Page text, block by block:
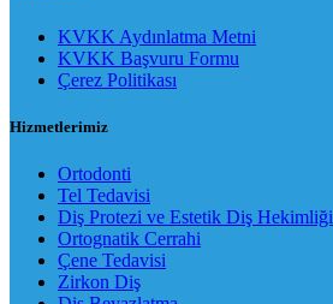
KVKK Aydınlatma Metni
KVKK Başvuru Formu
Çerez Politikası
Hizmetlerimiz
Ortodonti
Tel Tedavisi
Diş Protezi ve Estetik Diş Hekimliği
Ortognatik Cerrahi
Çene Tedavisi
Zirkon Diş